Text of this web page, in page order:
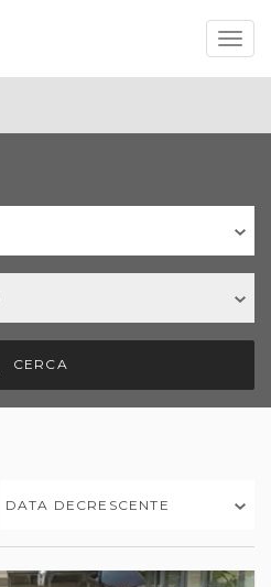
CERCA
DATA DECRESCENTE